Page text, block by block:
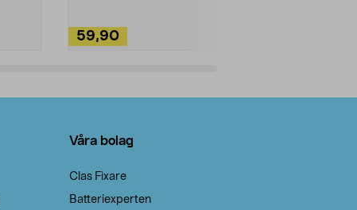
59,90
Våra bolag
Clas Fixare
Batteriexperten